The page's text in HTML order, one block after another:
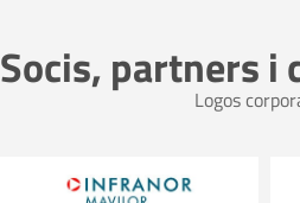
Socis, partners i
Logos